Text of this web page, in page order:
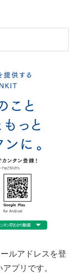
ルアドレスを登
プリです。